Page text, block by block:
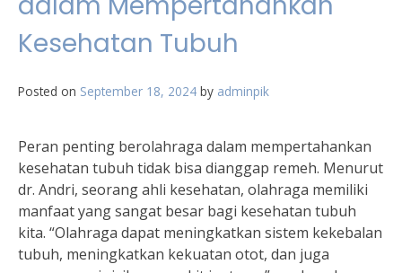
Kesehatan Tubuh
Posted on September 18, 2024 by adminpik
Peran penting berolahraga dalam mempertahankan
kesehatan tubuh tidak bisa dianggap remeh. Menurut
dr. Andri, seorang ahli kesehatan, olahraga memiliki
manfaat yang sangat besar bagi kesehatan tubuh
kita. “Olahraga dapat meningkatkan sistem kekebalan
tubuh, meningkatkan kekuatan otot, dan juga